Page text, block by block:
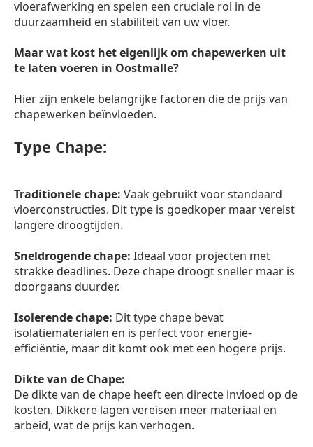
vloerafwerking en spelen een cruciale rol in de
duurzaamheid en stabiliteit van uw vloer.
Maar wat kost het eigenlijk om chapewerken uit
te laten voeren in Oostmalle?
Hier zijn enkele belangrijke factoren die de prijs van
chapewerken beïnvloeden.
Type Chape:
Traditionele chape: Vaak gebruikt voor standaard
vloerconstructies. Dit type is goedkoper maar vereist
langere droogtijden.
Sneldrogende chape: Ideaal voor projecten met
strakke deadlines. Deze chape droogt sneller maar is
doorgaans duurder.
Isolerende chape: Dit type chape bevat
isolatiematerialen en is perfect voor energie-
efficiëntie, maar dit komt ook met een hogere prijs.
Dikte van de Chape:
De dikte van de chape heeft een directe invloed op de
kosten. Dikkere lagen vereisen meer materiaal en
arbeid, wat de prijs kan verhogen.